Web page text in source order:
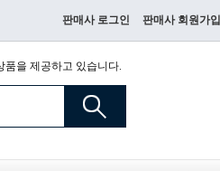
판매사 로그인 판매사 회원가입
품을 제공하고 있습니다.